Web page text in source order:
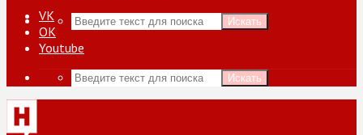
Искать
VK
ОК
Youtube
Искать